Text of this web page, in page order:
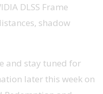
DLSS Frame
shadow
and stay tuned for
later this week on